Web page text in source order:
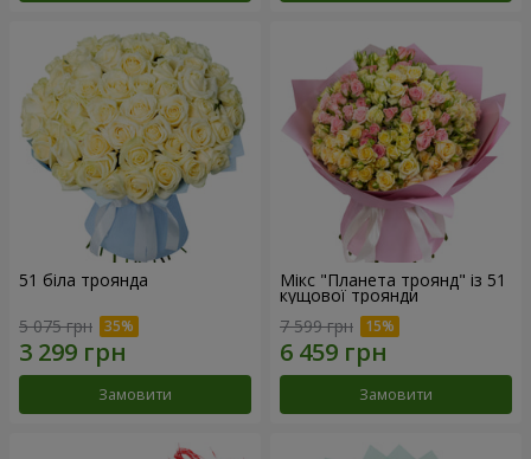
51 біла троянда
5 075 грн
Замовити
Мікс "Планета троянд" із 51
кущової троянди
7 599 грн
Замовити